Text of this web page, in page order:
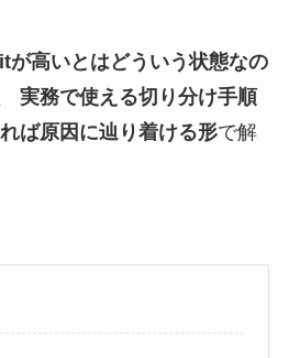
が高いとはどういう状態なの
実務で使える切り分け手順
ば原因に辿り着ける形で解